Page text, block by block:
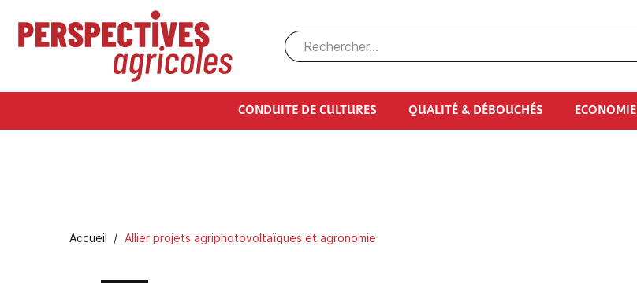
Aller au contenu principal
CONDUITE DE CULTURES QUALITÉ & DÉBOUCHÉS ECONOMIE
Fil d'Ariane
Accueil Allier projets agriphotovoltaïques et agronomie